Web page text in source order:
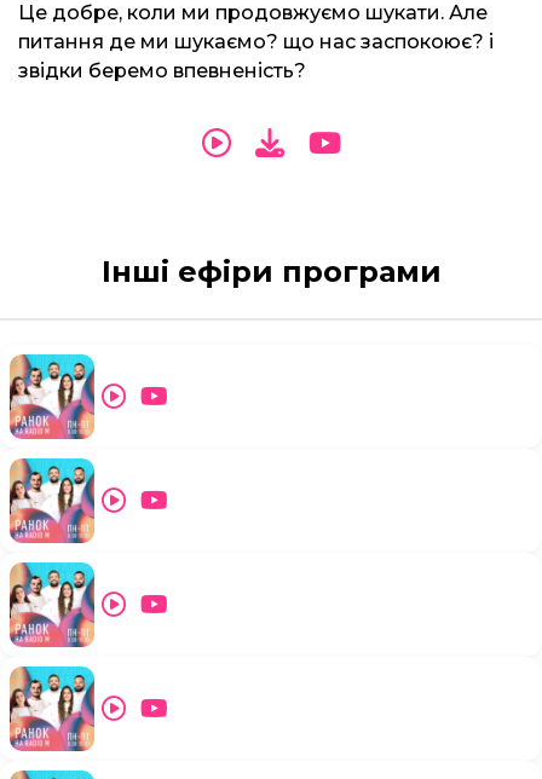
Це добре, коли ми продовжуємо шукати. Але
питання де ми шукаємо? що нас заспокоює? і
звідки беремо впевненість?
Інші ефіри програми